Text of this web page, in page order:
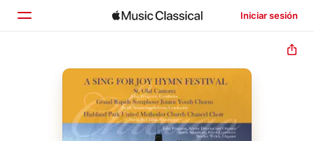
Iniciar sesión
Inicio
Explorar
Buscar